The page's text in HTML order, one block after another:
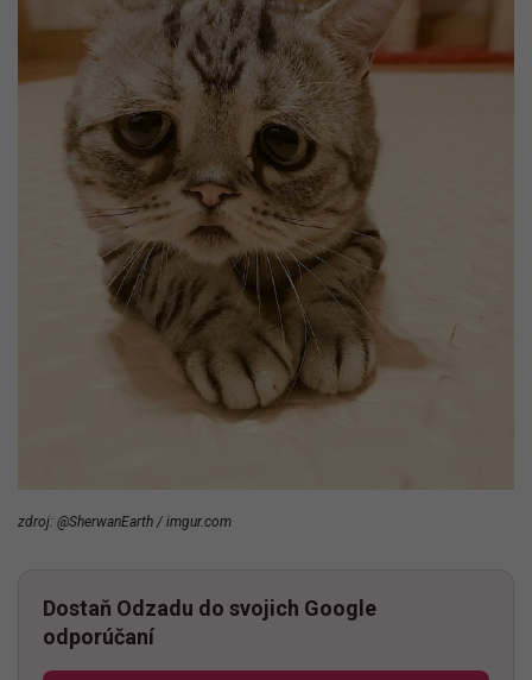
zdroj: @SherwanEarth / imgur.com
Dostaň Odzadu do svojich Google
odporúčaní